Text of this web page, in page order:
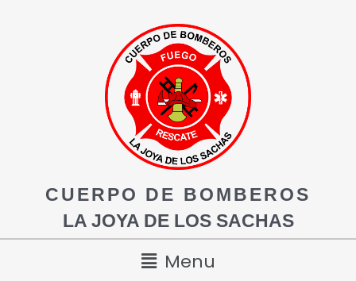
CUERPO DE BOMBEROS
LA JOYA DE LOS SACHAS
Menu